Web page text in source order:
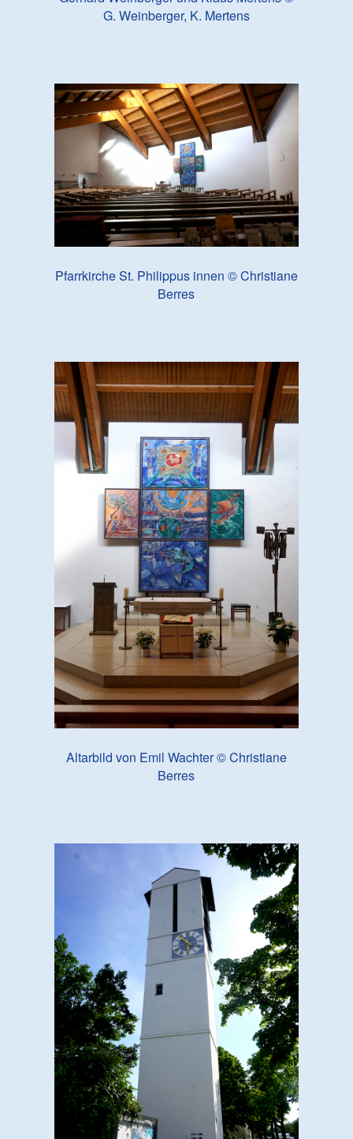
G. Weinberger, K. Mertens
Pfarrkirche St. Philippus innen © Christiane
Berres
Altarbild von Emil Wachter © Christiane
Berres